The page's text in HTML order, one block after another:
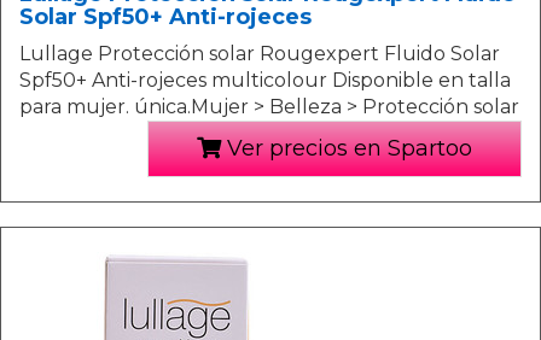
Solar Spf50+ Anti-rojeces
Lullage Protección solar Rougexpert Fluido Solar
Spf50+ Anti-rojeces multicolour Disponible en talla
para mujer. única.Mujer > Belleza > Protección solar
Ver precios en Spartoo